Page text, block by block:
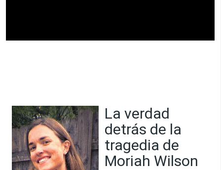
La verdad
detrás de la
tragedia de
Moriah Wilson